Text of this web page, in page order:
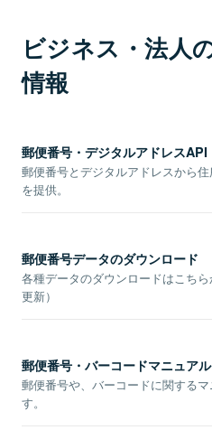
ビジネス・法人
情報
郵便番号・デジタルアドレスAPI
郵便番号とデジタルアドレスから
を提供。
郵便番号データのダウンロード
各種データのダウンロードはこち
更新）
郵便番号・バーコードマニュアル
郵便番号や、バーコードに関する
す。